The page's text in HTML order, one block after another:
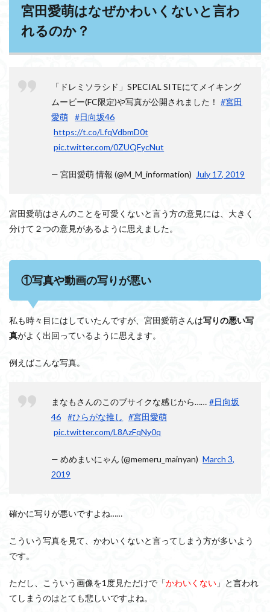
はア
イド
ルヲ
タク
萌は可
愛い
宮田愛萌はなぜかわいくないと言わ
れるのか？
「ドレミソラシド」SPECIAL SITEにてメイキング
ムービー(FC限定)や写真が公開されました！ #宮田
愛萌
#日向坂46
https://t.co/LfqVdbmD0t
pic.twitter.com/0ZUQFycNut
— 宮田愛萌 情報 (@M_M_information) July 17, 2019
宮田愛萌はさんのことを可愛くないと言う方の意見には、大きく
分けて２つの意見があるように思えました。
①写真や動画の写りが悪い
私も時々目にはしていたんですが、宮田愛萌さんは写りの悪い写
真がよく出回っているように思えます。
例えばこんな写真。
まなもさんのこのブサイクな感じから…… #日向坂
46
#ひらがな推し
#宮田愛萌
pic.twitter.com/L8AzFqNy0q
— めめまいにゃん (@memeru_mainyan) March 3,
2019
確かに写りが悪いですよね……
こういう写真を見て、かわいくないと言ってしまう方が多いよう
です。
ただし、こういう画像を1度見ただけで「かわいくない 」と言われ
てしまうのはとても悲しいですよね。